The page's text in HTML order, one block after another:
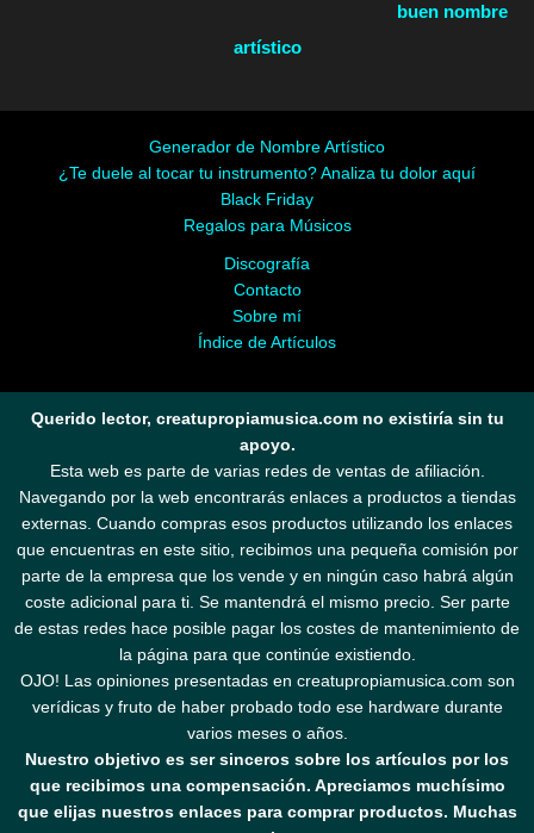
buen nombre
artístico
Generador de Nombre Artístico
¿Te duele al tocar tu instrumento? Analiza tu dolor aquí
Black Friday
Regalos para Músicos
Discografía
Contacto
Sobre mí
Índice de Artículos
Querido lector, creatupropiamusica.com no existiría sin tu
apoyo.
Esta web es parte de varias redes de ventas de afiliación.
Navegando por la web encontrarás enlaces a productos a tiendas
externas. Cuando compras esos productos utilizando los enlaces
que encuentras en este sitio, recibimos una pequeña comisión por
parte de la empresa que los vende y en ningún caso habrá algún
coste adicional para ti. Se mantendrá el mismo precio. Ser parte
de estas redes hace posible pagar los costes de mantenimiento de
la página para que continúe existiendo.
OJO! Las opiniones presentadas en creatupropiamusica.com son
verídicas y fruto de haber probado todo ese hardware durante
varios meses o años.
Nuestro objetivo es ser sinceros sobre los artículos por los
que recibimos una compensación. Apreciamos muchísimo
que elijas nuestros enlaces para comprar productos. Muchas